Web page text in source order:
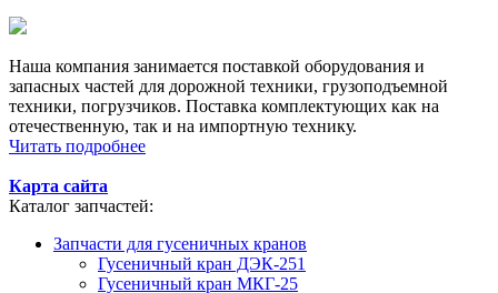
Наша компания занимается поставкой оборудования и
запасных частей для дорожной техники, грузоподъемной
техники, погрузчиков. Поставка комплектующих как на
отечественную, так и на импортную технику.
Читать подробнее
Карта сайта
Каталог запчастей:
Запчасти для гусеничных кранов
Гусеничный кран ДЭК-251
Гусеничный кран МКГ-25